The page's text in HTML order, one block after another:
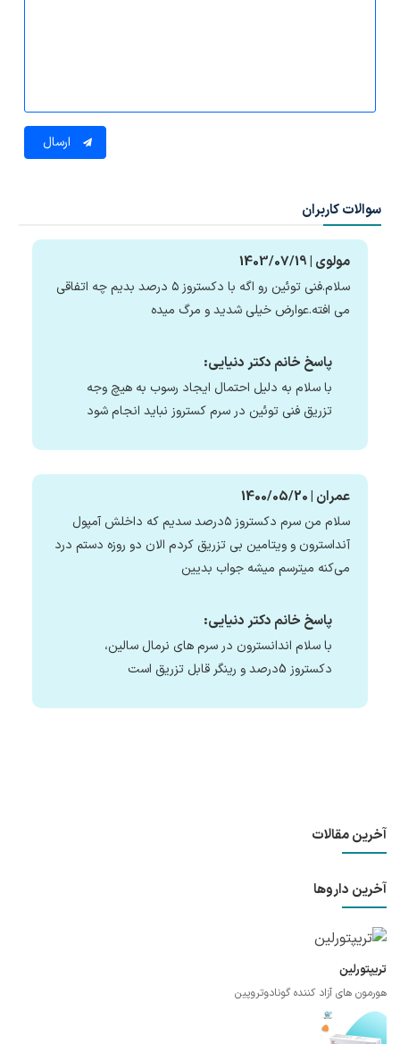
ارسال
سوالات کاربران
مولوی | 1403/07/19
سلام.فنی توئین رو اگه با دکستروز ۵ درصد بدیم چه اتفاقی
می افته.عوارض خیلی شدید و مرگ میده
پاسخ خانم دکتر دنیایی:
با سلام به دلیل احتمال ایجاد رسوب به هیچ وجه
تزریق فنی توئین در سرم کستروز نباید انجام شود
عمران | 1400/05/20
سلام من سرم دکستروز ۵درصد سدیم که داخلش آمپول
آنداسترون و ویتامین بی تزریق کردم الان دو روزه دستم درد
می‌کنه میترسم میشه جواب بدیین
پاسخ خانم دکتر دنیایی:
با سلام اندانسترون در سرم های نرمال سالین،
دکستروز 5درصد و رینگر قابل تزریق است
آخرین مقالات
آخرین داروها
تریپتورلین
هورمون های آزاد کننده گونادوتروپین